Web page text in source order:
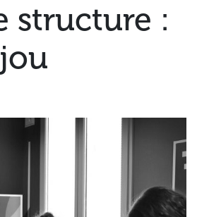
structure :